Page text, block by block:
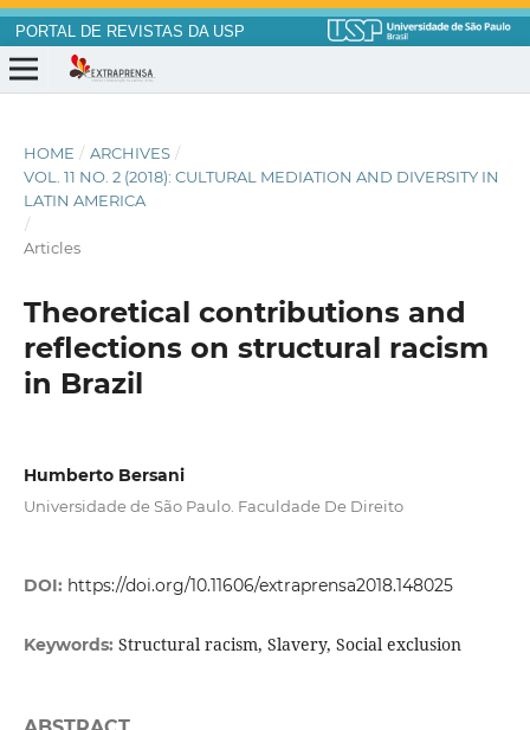
PORTAL DE REVISTAS DA USP
HOME / ARCHIVES /
VOL. 11 NO. 2 (2018): CULTURAL MEDIATION AND DIVERSITY IN
LATIN AMERICA
/
Articles
Theoretical contributions and
reflections on structural racism
in Brazil
Humberto Bersani
Universidade de São Paulo. Faculdade De Direito
DOI: https://doi.org/10.11606/extraprensa2018.148025
Keywords: Structural racism, Slavery, Social exclusion